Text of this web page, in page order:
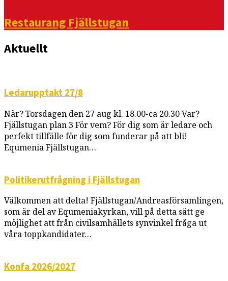
Restaurang Fjällstugan
Aktuellt
Ledarupptakt 27/8
När? Torsdagen den 27 aug kl. 18.00-ca 20.30 Var?
Fjällstugan plan 3 För vem? För dig som är ledare och
perfekt tillfälle för dig som funderar på att bli!
Equmenia Fjällstugan…
Politikerutfrågning i Fjällstugan
Välkommen att delta! Fjällstugan/Andreasförsamlingen,
som är del av Equmeniakyrkan, vill på detta sätt ge
möjlighet att från civilsamhällets synvinkel fråga ut
våra toppkandidater…
Konfa 2026/2027